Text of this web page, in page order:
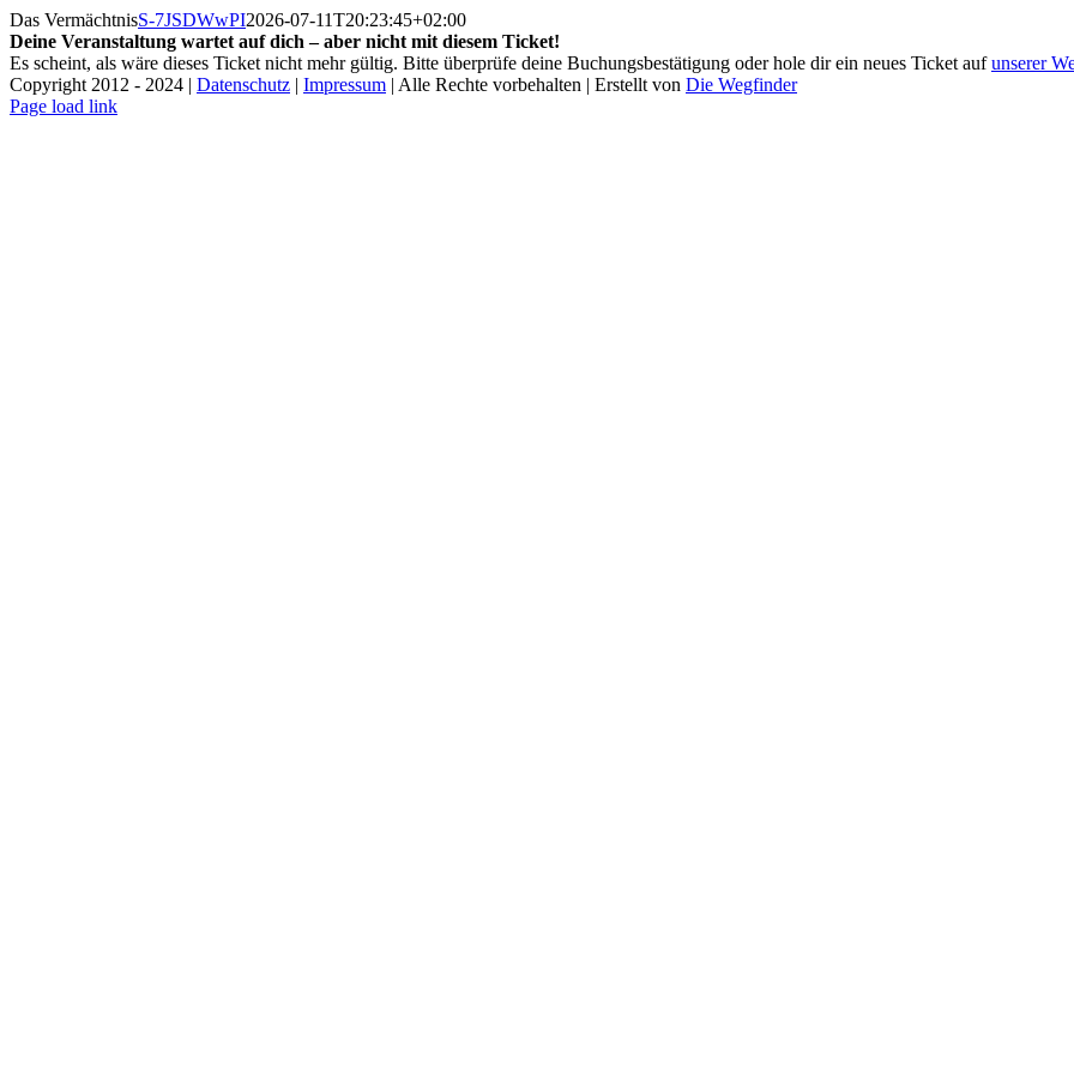
Zum
Inhalt
springen
Das VermächtnisS-7JSDWwPI2026-07-11T20:23:45+02:00
Deine Veranstaltung wartet auf dich – aber nicht mit diesem Ticket!
Es scheint, als wäre dieses Ticket nicht mehr gültig. Bitte überprüfe deine Buchungsbestätigung oder hole dir ein neues Ticket aufunserer
Copyright 2012 - 2024 | Datenschutz | Impressum | Alle Rechte vorbehalten | Erstellt von Die Wegfinder
Facebook
Instagram
Page load link